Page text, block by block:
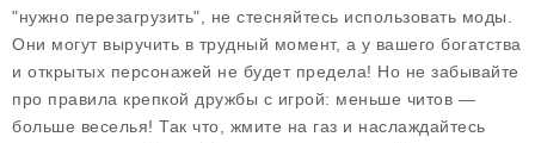
"нужно перезагрузить", не стесняйтесь использовать моды.
Они могут выручить в трудный момент, а у вашего богатства
и открытых персонажей не будет предела! Но не забывайте
про правила крепкой дружбы с игрой: меньше читов —
больше веселья! Так что, жмите на газ и наслаждайтесь